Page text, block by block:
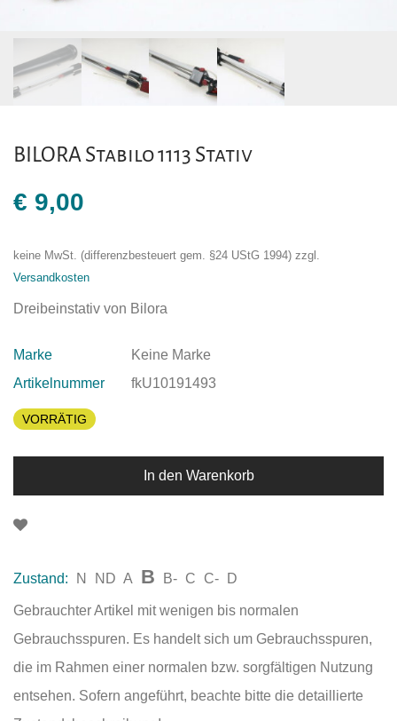
BILORA Stabilo 1113 Stativ
€ 9,00
keine MwSt. (differenzbesteuert gem. §24 UStG 1994) zzgl.
Versandkosten
Dreibeinstativ von Bilora
Marke
Keine Marke
Artikelnummer
fkU10191493
VORRÄTIG
In den Warenkorb
Zustand: N ND A B B- C C- D
Gebrauchter Artikel mit wenigen bis normalen
Gebrauchsspuren. Es handelt sich um Gebrauchsspuren,
die im Rahmen einer normalen bzw. sorgfältigen Nutzung
entsehen. Sofern angeführt, beachte bitte die detaillierte